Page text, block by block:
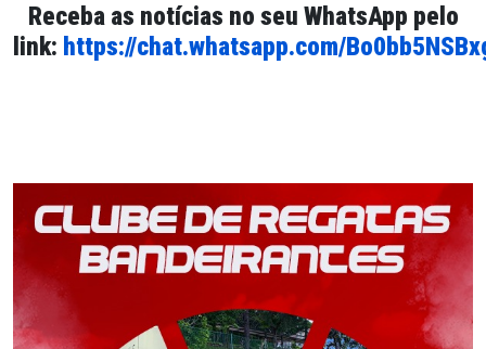
Receba as notícias no seu WhatsApp pelo
link: https://chat.whatsapp.com/